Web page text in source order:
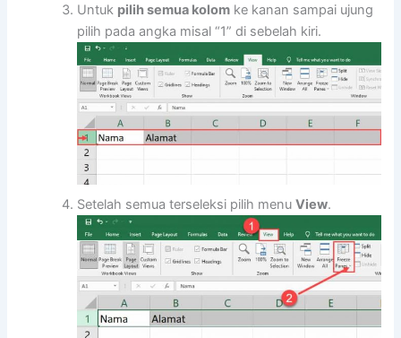
Untuk pilih semua kolom ke kanan sampai ujung
pilih pada angka misal “1” di sebelah kiri.
Setelah semua terseleksi pilih menuView.